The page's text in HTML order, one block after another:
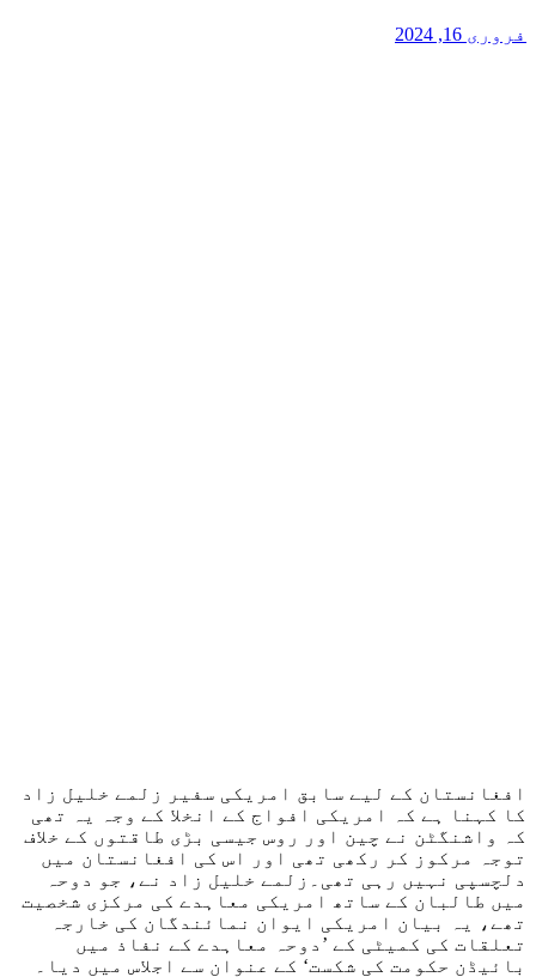
فروری 16, 2024
افغانستان کے لیے سابق امریکی سفیر زلمے خلیل زاد
کا کہنا ہے کہ امریکی افواج کے انخلا کے وجہ یہ تھی
کہ واشنگٹن نے چین اور روس جیسی بڑی طاقتوں کے خلاف
توجہ مرکوز کر رکھی تھی اور اس کی افغانستان میں
دلچسپی نہیں رہی تھی۔زلمے خلیل زاد نے، جو دوحہ
میں طالبان کے ساتھ امریکی معاہدے کی مرکزی شخصیت
تھے، یہ بیان امریکی ایوان نمائندگان کی خارجہ
تعلقات کی کمیٹی کے ’دوحہ معاہدے کے نفاذ میں
بائیڈن حکومت کی شکست‘ کے عنوان سے اجلاس میں دیا۔